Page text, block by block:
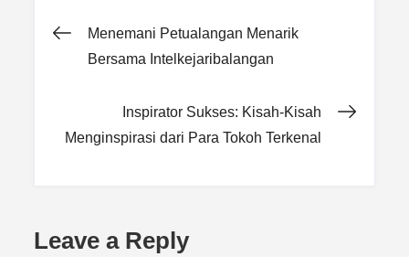
Post
Menemani Petualangan Menarik
Bersama Intelkejaribalangan
Inspirator Sukses: Kisah-Kisah
Menginspirasi dari Para Tokoh Terkenal
Leave a Reply